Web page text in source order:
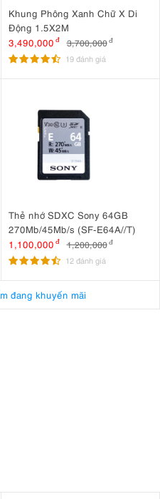
Khung Phông Xanh Chữ X Di
Động 1.5X2M
3,490,000 đ 3,700,000 đ
19 đánh giá
Thẻ nhớ SDXC Sony 64GB
270Mb/45Mb/s (SF-E64A//T)
1,100,000 đ 1,200,000 đ
12 đánh giá
đang khuyến mãi